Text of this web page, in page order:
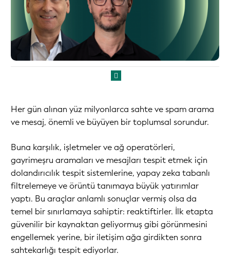
Her gün alınan yüz milyonlarca sahte ve spam arama
ve mesaj, önemli ve büyüyen bir toplumsal sorundur.
Buna karşılık, işletmeler ve ağ operatörleri,
gayrimeşru aramaları ve mesajları tespit etmek için
dolandırıcılık tespit sistemlerine, yapay zeka tabanlı
filtrelemeye ve örüntü tanımaya büyük yatırımlar
yaptı. Bu araçlar anlamlı sonuçlar vermiş olsa da
temel bir sınırlamaya sahiptir: reaktiftirler. İlk etapta
güvenilir bir kaynaktan geliyormuş gibi görünmesini
engellemek yerine, bir iletişim ağa girdikten sonra
sahtekarlığı tespit ediyorlar.